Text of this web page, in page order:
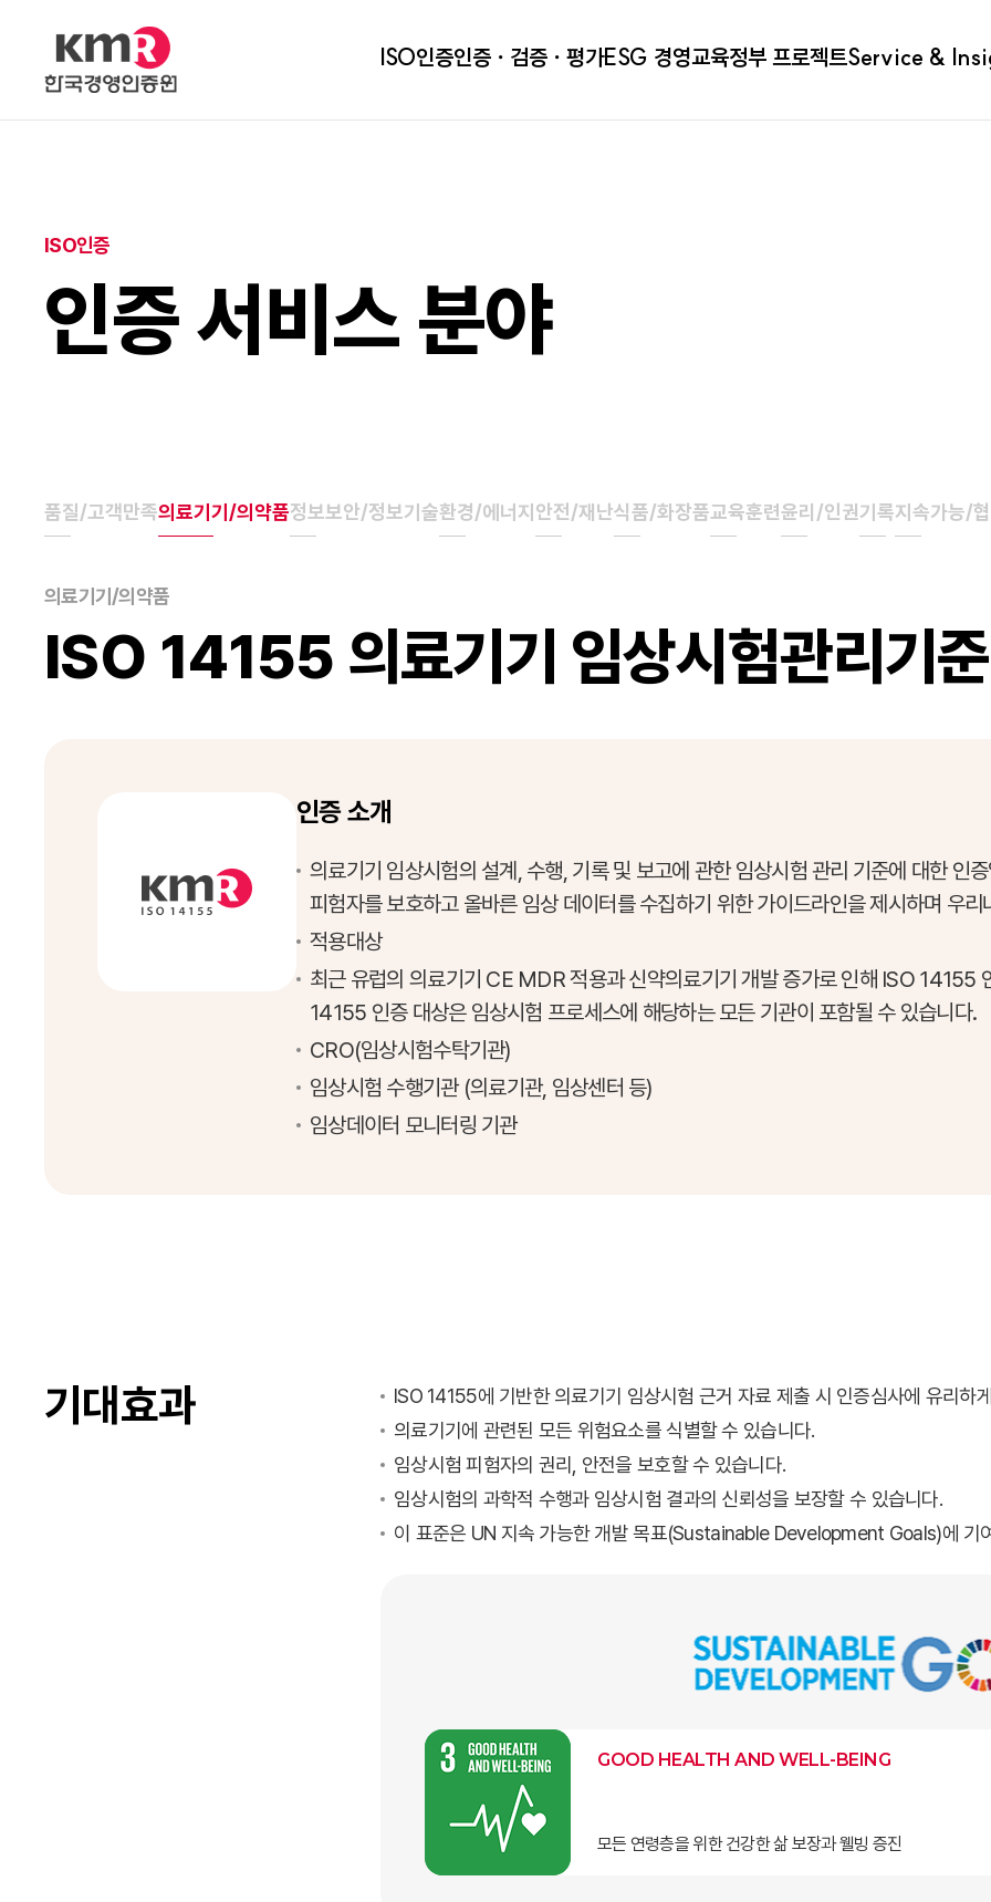
ISO인증인증ㆍ검증ㆍ평가ESG 경영교육정부 프로젝트Service &
ISO인증
인증 서비스 분야
품질/고객만족의료기기/의약품정보보안/정보기술환경/에너지 안전/재난식품/화장품교육훈련윤리/인권기록지속가능/
의료기기/의약품
ISO 14155 의료기기 임상시험관리기준
인증 소개
의료기기 임상시험의 설계, 수행, 기록 및 보고에 관한 임상시험 관리 기준에 대한 인
피험자를 보호하고 올바른 임상 데이터를 수집하기 위한 가이드라인을 제시하며 우
적용대상
최근 유럽의 의료기기 CE MDR 적용과 신약의료기기 개발 증가로 인해 ISO 14155
14155 인증 대상은 임상시험 프로세스에 해당하는 모든 기관이 포함될 수 있습니다.
CRO(임상시험수탁기관)
임상시험 수행기관 (의료기관, 임상센터 등)
임상데이터 모니터링 기관
기대효과
ISO 14155에 기반한 의료기기 임상시험 근거 자료 제출 시 인증심사에 유리하
의료기기에 관련된 모든 위험요소를 식별할 수 있습니다.
임상시험 피험자의 권리, 안전을 보호할 수 있습니다.
임상시험의 과학적 수행과 임상시험 결과의 신뢰성을 보장할 수 있습니다.
이 표준은 UN 지속 가능한 개발 목표(Sustainable Development Goals)에 기
GOOD HEALTH AND WELL-BEING
모든 연령층을 위한 건강한 삶 보장과 웰빙 증진